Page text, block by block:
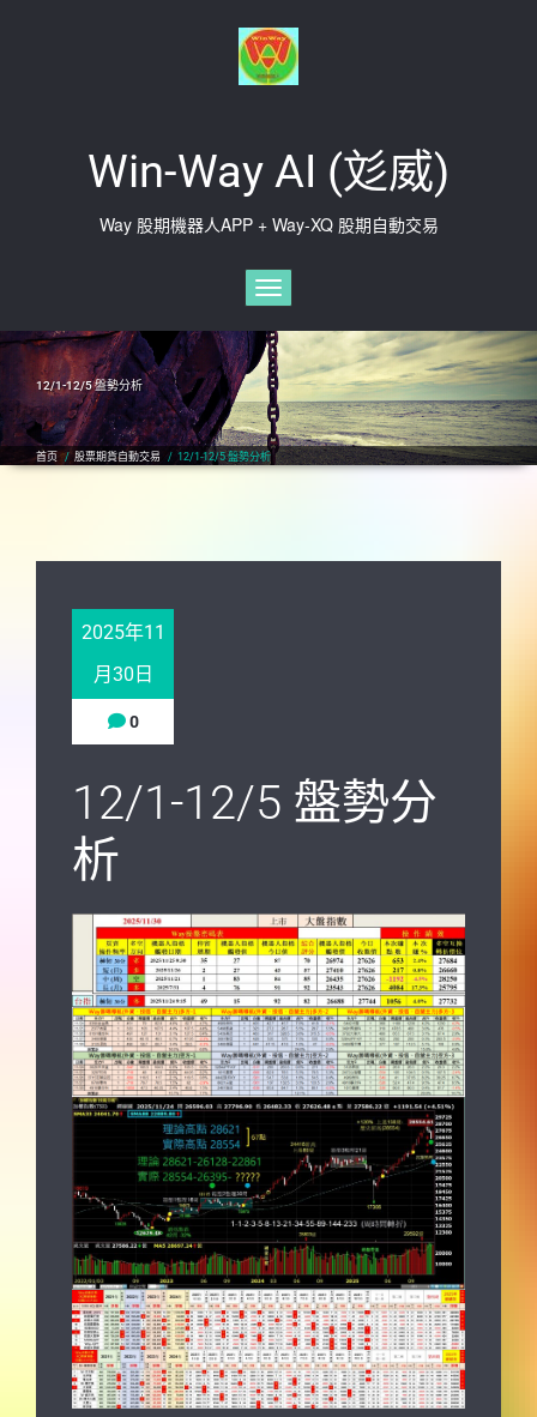
Win-Way AI (彣威)
Way 股期機器人APP + Way-XQ 股期自動交易
切换导航
12/1-12/5 盤勢分析
首页 /股票期貨自動交易 / 12/1-12/5 盤勢分析
2025年11
月30日
0
12/1-12/5 盤勢分
析